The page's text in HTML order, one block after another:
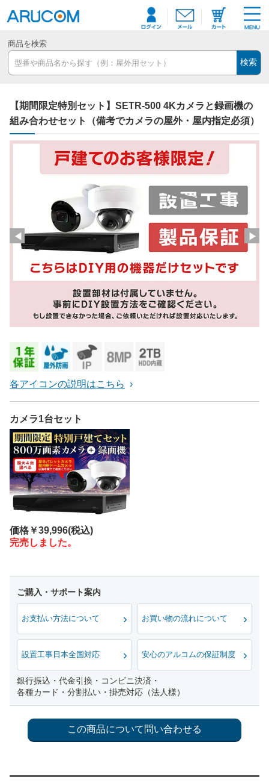
商品を検索
検索
【期間限定特別セット】SETR-500 4Kカメラと録画機の
組み合わせセット（備考でカメラの屋外・屋内指定必須）
◀ ▶
各アイコンの説明はこちら
カメラ1台セット
価格￥39,996(税込)
完売しました。
お支払い方法について お買い物の流れについて
設置工事日本全国対応 安心のアルコムの保証制度
銀行振込・代金引換・コンビニ決済・
各種カード・分割払い・掛売対応（法人様）